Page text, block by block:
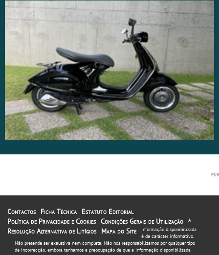
Contactos Ficha Técnica
Estatuto Editorial
Política de Privacidade e Cookies Condições Gerais de Utilização
Resolução Alternativa de Litígios
Mapa do Site
A
informação disponibilizada
é de carácter informativo.
Não pretende ser exaustiva nem completa. Não nos responsabilizamos por qualquer tipo
de incorrecção, embora tenhamos a preocupação de que a informação disponibilizada